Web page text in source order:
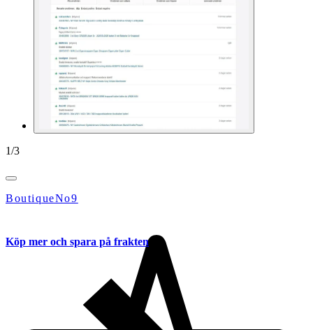
1/3
BoutiqueNo9
Köp mer och spara på frakten